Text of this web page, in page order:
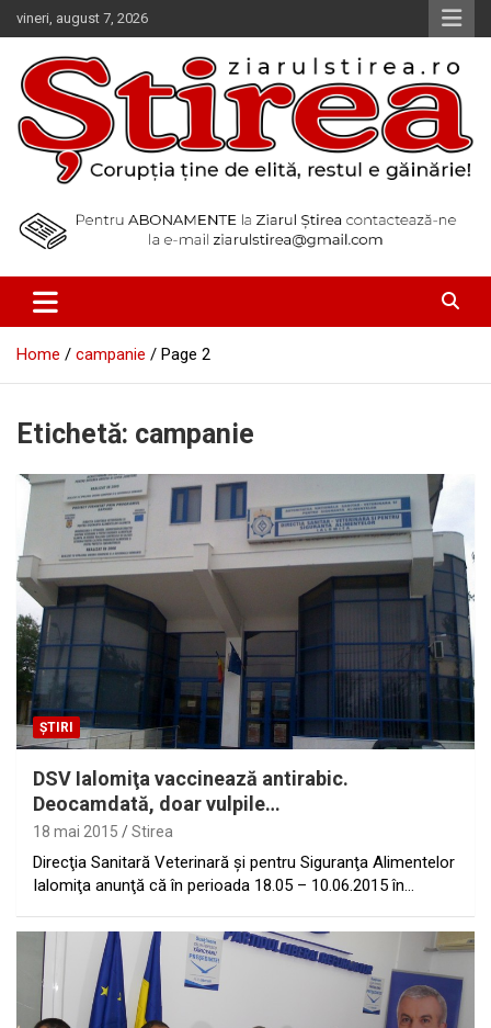
Skip
to
content
vineri, august 7, 2026
Ziarul Știrea
Home campanie Page 2
Etichetă: campanie
ȘTIRI
DSV Ialomiţa vaccinează antirabic.
Deocamdată, doar vulpile…
18 mai 2015 Stirea
Direcţia Sanitară Veterinară şi pentru Siguranţa Alimentelor
Ialomiţa anunţă că în perioada 18.05 – 10.06.2015 în…